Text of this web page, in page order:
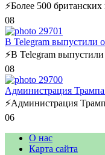
⚡️Более 500
08
В Telegram выпустили
⚡️В Telegram
08
Администрация
⚡️Администрация
06
О нас
Карта сайта